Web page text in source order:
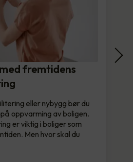
fremtidens
eller nybygg bør du
oppvarming av boligen.
er viktig i boliger som
Men hvor skal du